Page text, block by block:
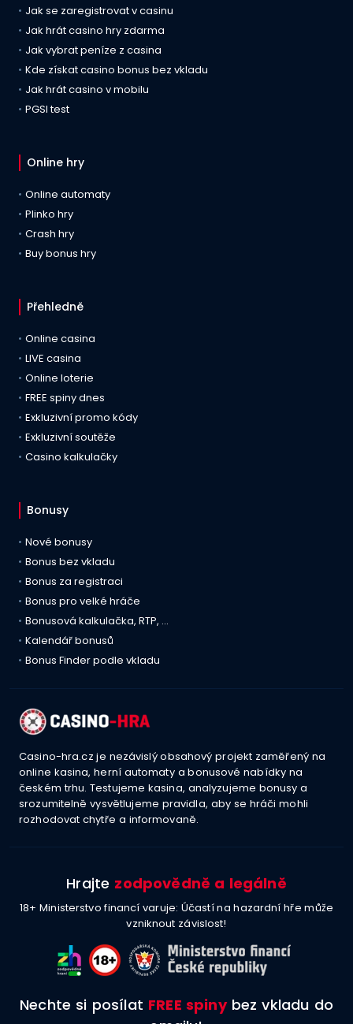
Jak se zaregistrovat v casinu
Jak hrát casino hry zdarma
Jak vybrat peníze z casina
Kde získat casino bonus bez vkladu
Jak hrát casino v mobilu
PGSI test
Online hry
Online automaty
Plinko hry
Crash hry
Buy bonus hry
Přehledně
Online casina
LIVE casina
Online loterie
FREE spiny dnes
Exkluzivní promo kódy
Exkluzivní soutěže
Casino kalkulačky
Bonusy
Nové bonusy
Bonus bez vkladu
Bonus za registraci
Bonus pro velké hráče
Bonusová kalkulačka, RTP, …
Kalendář bonusů
Bonus Finder podle vkladu
Casino-hra.cz je nezávislý obsahový projekt zaměřený na
online kasina, herní automaty a bonusové nabídky na
českém trhu. Testujeme kasina, analyzujeme bonusy a
srozumitelně vysvětlujeme pravidla, aby se hráči mohli
rozhodovat chytře a informovaně.
Hrajte zodpovědně a legálně
18+ Ministerstvo financí varuje: Účastí na hazardní hře může
vzniknout závislost!
Nechte si posílat FREE spinybez vkladu do